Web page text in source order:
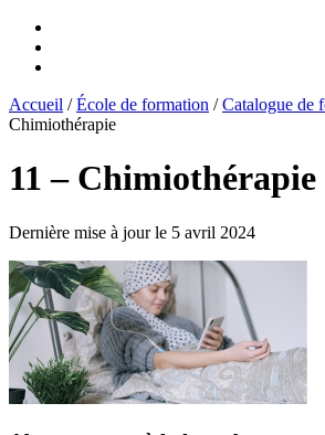
Accueil /École de formation /Catalogue de
Chimiothérapie
11 – Chimiothérapie
Dernière mise à jour le 5 avril 2024